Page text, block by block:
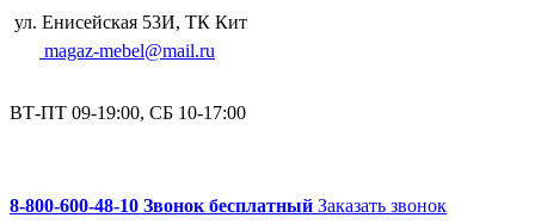
ул. Енисейская 53И, ТК Кит
magaz-mebel@mail.ru
ВТ-ПТ 09-19:00, СБ 10-17:00
8-800-600-48-10 Звонок бесплатный Заказать звонок